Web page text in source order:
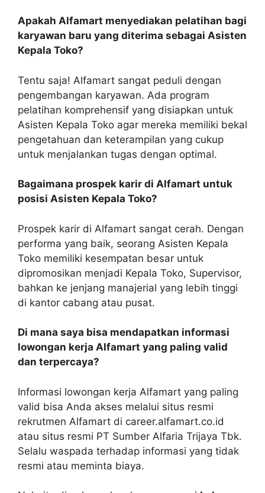
Apakah Alfamart menyediakan pelatihan bagi
karyawan baru yang diterima sebagai Asisten
Kepala Toko?
Tentu saja! Alfamart sangat peduli dengan
pengembangan karyawan. Ada program
pelatihan komprehensif yang disiapkan untuk
Asisten Kepala Toko agar mereka memiliki bekal
pengetahuan dan keterampilan yang cukup
untuk menjalankan tugas dengan optimal.
Bagaimana prospek karir di Alfamart untuk
posisi Asisten Kepala Toko?
Prospek karir di Alfamart sangat cerah. Dengan
performa yang baik, seorang Asisten Kepala
Toko memiliki kesempatan besar untuk
dipromosikan menjadi Kepala Toko, Supervisor,
bahkan ke jenjang manajerial yang lebih tinggi
di kantor cabang atau pusat.
Di mana saya bisa mendapatkan informasi
lowongan kerja Alfamart yang paling valid
dan terpercaya?
Informasi lowongan kerja Alfamart yang paling
valid bisa Anda akses melalui situs resmi
rekrutmen Alfamart di career.alfamart.co.id
atau situs resmi PT Sumber Alfaria Trijaya Tbk.
Selalu waspada terhadap informasi yang tidak
resmi atau meminta biaya.